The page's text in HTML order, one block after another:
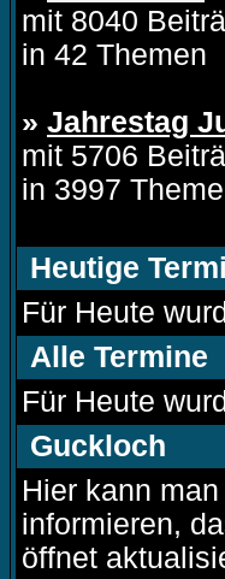
mit 8040
in 42 Themen
» Jahrestag
mit 5706
in 3997
Heutige
Für Heute
Alle Termine
Für Heute
Guckloch
Hier kann
informieren,
öffnet